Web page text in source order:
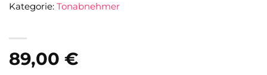
89,00 €
Kategorie: Tonabnehmer